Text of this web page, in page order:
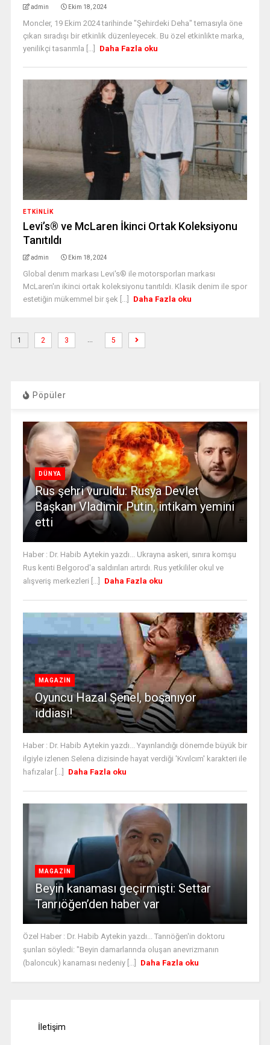
admin Ekim 18, 2024
Moncler, 19 Ekim 2024 tarihinde "Şehirdeki Deha" temasıyla öne
çıkan sıradışı bir etkinlik düzenleyecek. Bu özel etkinlikte marka,
yenilikçi tasarımla [...]
Daha Fazla oku
ETKINLIK
Levi’s® ve McLaren İkinci Ortak Koleksiyonu
Tanıtıldı
admin Ekim 18, 2024
Global denım markası Levi's® ile motorsporları markası
McLaren'ın ikinci ortak koleksiyonu tanıtıldı. Klasik denim ile spor
estetiğin mükemmel bir şek [...]
Daha Fazla oku
1 2 3 … 5
Pöpüler
DÜNYA
Rus şehri vuruldu: Rusya Devlet
Başkanı Vladimir Putin, intikam yemini
etti
Haber : Dr. Habib Aytekin yazdı... Ukrayna askeri, sınıra komşu
Rus kenti Belgorod'a saldırıları artırdı. Rus yetkililer okul ve
alışveriş merkezleri [...]
Daha Fazla oku
MAGAZİN
Oyuncu Hazal Şenel, boşanıyor
iddiası!
Haber : Dr. Habib Aytekin yazdı... Yayınlandığı dönemde büyük bir
ilgiyle izlenen Selena dizisinde hayat verdiği 'Kıvılcım' karakteri ile
hafızalar [...]
Daha Fazla oku
MAGAZİN
Beyin kanaması geçirmişti: Settar
Tanrıöğen’den haber var
Özel Haber : Dr. Habib Aytekin yazdı... Tanrıöğen'in doktoru
şunları söyledi: "Beyin damarlarında oluşan anevrizmanın
(baloncuk) kanaması nedeniy [...]
Daha Fazla oku
İletişim